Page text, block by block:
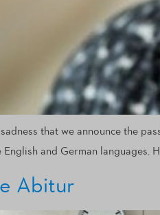
that we announce the
and German languages.
Abitur